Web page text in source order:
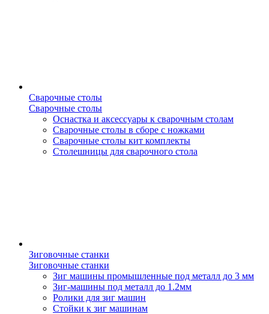
Сварочные столы
Сварочные столы
Оснастка и аксессуары к сварочным столам
Сварочные столы в сборе с ножками
Сварочные столы кит комплекты
Столешницы для сварочного стола
Зиговочные станки
Зиговочные станки
Зиг машины промышленные под металл до 3 мм
Зиг-машины под металл до 1.2мм
Ролики для зиг машин
Стойки к зиг машинам